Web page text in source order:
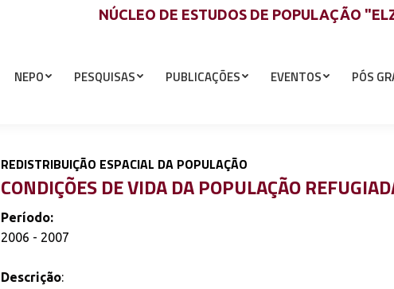
NÚCLEO DE ESTUDOS DE POPULAÇÃO
NEPO PESQUISAS PUBLICAÇÕES EVENTOS PÓS
REDISTRIBUIÇÃO ESPACIAL DA POPULAÇÃO
CONDIÇÕES DE VIDA DA POPULAÇÃO
Período:
2006 - 2007
Descrição: